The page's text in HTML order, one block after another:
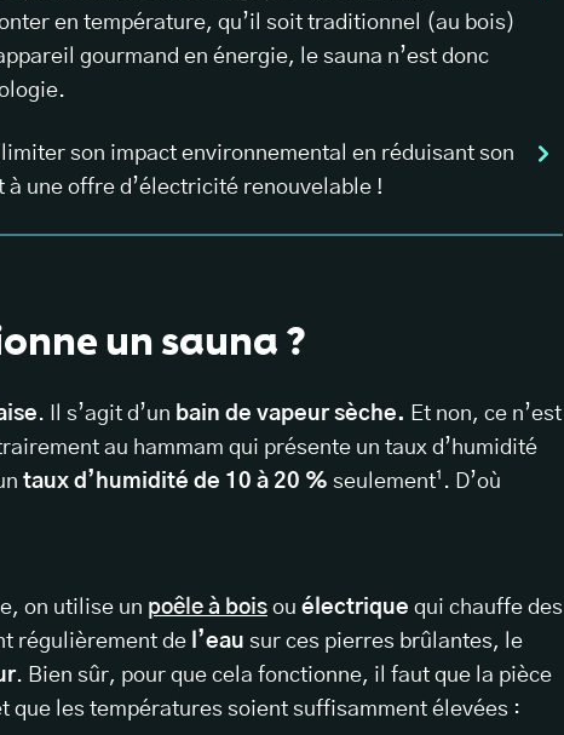
en température, qu’il soit traditionnel (au bois)
gourmand en énergie, le sauna n’est donc
son impact environnemental en réduisant son
une offre d’électricité renouvelable !
un sauna ?
. Il s’agit d’un bain de vapeur sèche. Et non, ce n’est
au hammam qui présente un taux d’humidité
taux d’humidité de 10 à 20 % seulement¹. D’où
on utilise un poêle à bois ou électrique qui chauffe des
régulièrement de l’eau sur ces pierres brûlantes, le
. Bien sûr, pour que cela fonctionne, il faut que la pièce
que les températures soient suffisamment élevées :